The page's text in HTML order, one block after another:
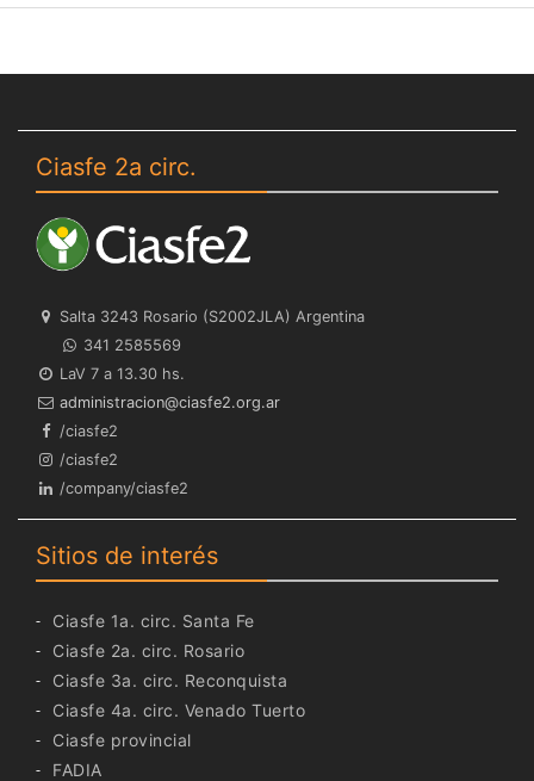
Ciasfe 2a circ.
Salta 3243 Rosario (S2002JLA) Argentina
341 2585569
LaV 7 a 13.30 hs.
ra.gro.2efsaic@noicartsinimda
/ciasfe2
/ciasfe2
/company/ciasfe2
Sitios de interés
Ciasfe 1a. circ. Santa Fe
Ciasfe 2a. circ. Rosario
Ciasfe 3a. circ. Reconquista
Ciasfe 4a. circ. Venado Tuerto
Ciasfe provincial
FADIA